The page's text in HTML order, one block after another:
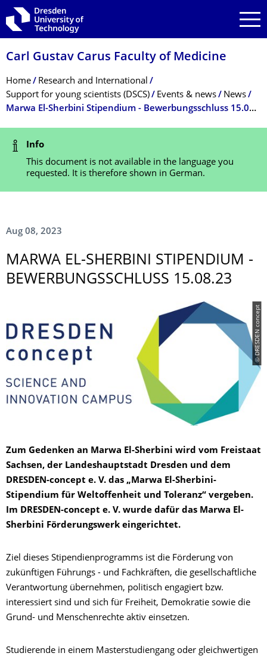
Skip to main navigation
Skip to search
Skip to content
Carl Gustav Carus Faculty of Medicine
Breadcrumb Menu
Home
Research and International
Support for young scientists (DSCS)
Events & news
News
Marwa El-Sherbini Stipendium - Bewerbungsschluss 15.08.23
Status Message
Info
This document is not available in the language you
requested. It is therefore shown in German.
Aug 08, 2023
MARWA EL-SHERBINI STIPENDIUM -
BEWER­BUNGSSCHLUSS 15.08.23
© DRESDEN concept
Zum Gedenken an Marwa El-Sherbini wird vom Freistaat
Sachsen, der Landeshauptstadt Dresden und dem
DRESDEN-concept e. V. das „Marwa El-Sherbini-
Stipendium für Weltoffenheit und Toleranz“ vergeben.
Im DRESDEN-concept e. V. wurde dafür das Marwa El-
Sherbini Förderungswerk eingerichtet.
Ziel dieses Stipendienprogramms ist die Förderung von
zukünftigen Führungs - und Fachkräften, die gesellschaftliche
Verantwortung übernehmen, politisch engagiert bzw.
interessiert sind und sich für Freiheit, Demokratie sowie die
Grund- und Menschenrechte aktiv einsetzen.
Studierende in einem Masterstudiengang oder gleichwertigen